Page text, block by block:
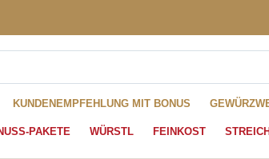
KUNDENEMPFEHLUNG MIT BONUS
PAKETE WÜRSTL FEINKOST